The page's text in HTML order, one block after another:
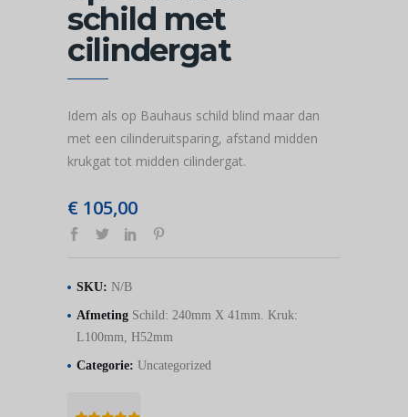
schild met
cilindergat
Idem als op Bauhaus schild blind maar dan
met een cilinderuitsparing, afstand midden
krukgat tot midden cilindergat.
€ 105,00
SKU: N/B
Afmeting Schild: 240mm X 41mm. Kruk:
L100mm, H52mm
Categorie: Uncategorized